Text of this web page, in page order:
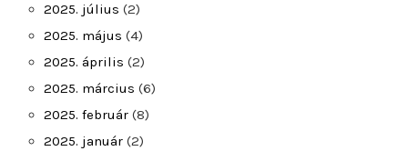
2025. július (2)
2025. május (4)
2025. április (2)
2025. március (6)
2025. február (8)
2025. január (2)